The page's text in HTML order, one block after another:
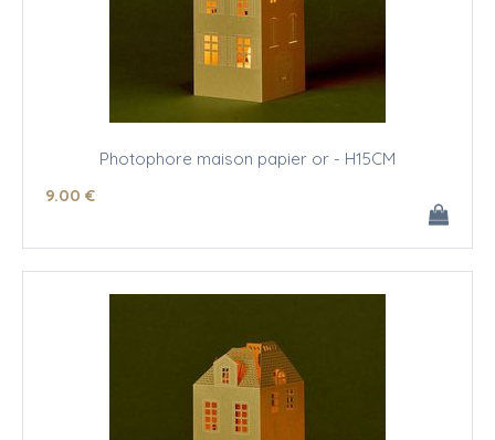
Photophore maison papier or - H15CM
9.00 €